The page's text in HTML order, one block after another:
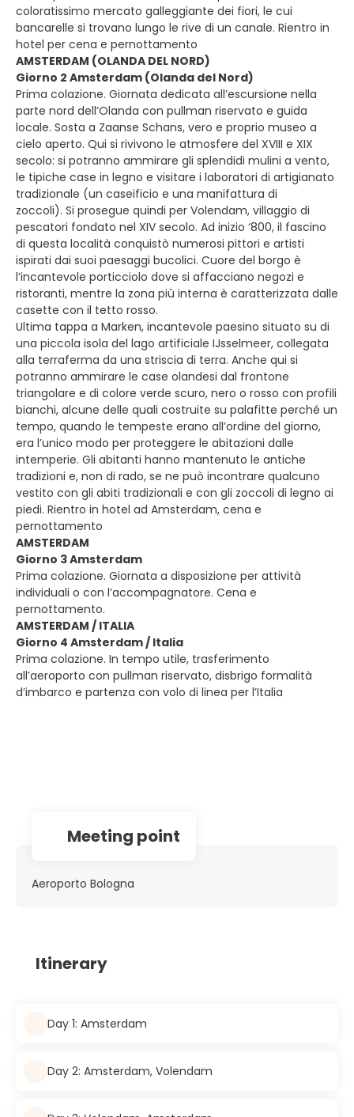
coloratissimo mercato galleggiante dei fiori, le cui
bancarelle si trovano lungo le rive di un canale. Rientro in
hotel per cena e pernottamento
AMSTERDAM (OLANDA DEL NORD)
Giorno 2 Amsterdam (Olanda del Nord)
Prima colazione. Giornata dedicata all’escursione nella
parte nord dell’Olanda con pullman riservato e guida
locale. Sosta a Zaanse Schans, vero e proprio museo a
cielo aperto. Qui si rivivono le atmosfere del XVIII e XIX
secolo: si potranno ammirare gli splendidi mulini a vento,
le tipiche case in legno e visitare i laboratori di artigianato
tradizionale (un caseificio e una manifattura di
zoccoli). Si prosegue quindi per Volendam, villaggio di
pescatori fondato nel XIV secolo. Ad inizio ‘800, il fascino
di questa località conquistò numerosi pittori e artisti
ispirati dai suoi paesaggi bucolici. Cuore del borgo è
l’incantevole porticciolo dove si affacciano negozi e
ristoranti, mentre la zona più interna è caratterizzata dalle
casette con il tetto rosso.
Ultima tappa a Marken, incantevole paesino situato su di
una piccola isola del lago artificiale IJsselmeer, collegata
alla terraferma da una striscia di terra. Anche qui si
potranno ammirare le case olandesi dal frontone
triangolare e di colore verde scuro, nero o rosso con profili
bianchi, alcune delle quali costruite su palafitte perché un
tempo, quando le tempeste erano all’ordine del giorno,
era l’unico modo per proteggere le abitazioni dalle
intemperie. Gli abitanti hanno mantenuto le antiche
tradizioni e, non di rado, se ne può incontrare qualcuno
vestito con gli abiti tradizionali e con gli zoccoli di legno ai
piedi. Rientro in hotel ad Amsterdam, cena e
pernottamento
AMSTERDAM
Giorno 3 Amsterdam
Prima colazione. Giornata a disposizione per attività
individuali o con l’accompagnatore. Cena e
pernottamento.
AMSTERDAM / ITALIA
Giorno 4 Amsterdam / Italia
Prima colazione. In tempo utile, trasferimento
all’aeroporto con pullman riservato, disbrigo formalità
d’imbarco e partenza con volo di linea per l’Italia
Meeting point
Aeroporto Bologna
Itinerary
Day 1: Amsterdam
Day 2: Amsterdam, Volendam